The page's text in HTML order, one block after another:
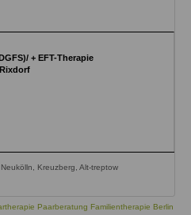
+ EFT-Therapie
Kreuzberg, Alt-treptow
Paarberatung Familientherapie Berlin